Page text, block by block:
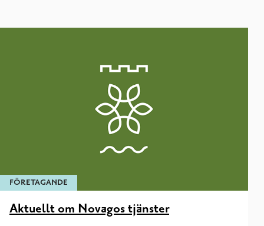
FÖRETAGANDE
Aktuellt om Novagos tjänster